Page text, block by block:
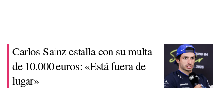
Carlos Sainz estalla con su multa
de 10.000 euros: «Está fuera de
lugar»